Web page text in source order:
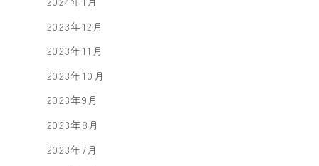
2023年12月
2023年11月
2023年10月
2023年9月
2023年8月
2023年7月